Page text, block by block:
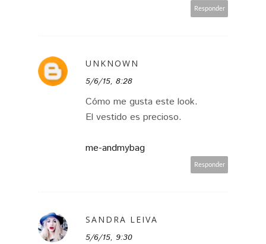
Responder
UNKNOWN
5/6/15, 8:28
Cómo me gusta este look.
El vestido es precioso.
me-andmybag
Responder
SANDRA LEIVA
5/6/15, 9:30